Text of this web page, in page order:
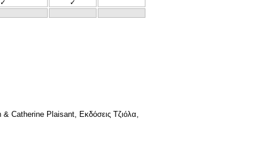
✓
✓
& Catherine Plaisant, Εκδόσεις Τζιόλα,